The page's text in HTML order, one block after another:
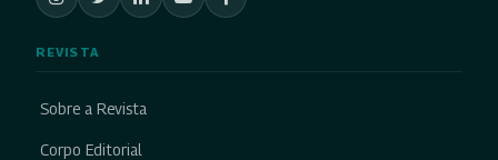
REVISTA
Sobre a Revista
Corpo Editorial